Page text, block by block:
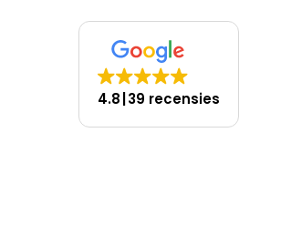
4.8 39 recensies